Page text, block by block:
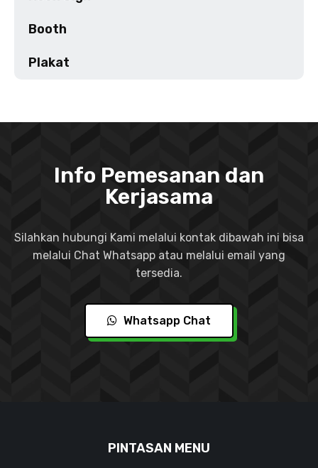
Booth
Plakat
Info Pemesanan dan
Kerjasama
Silahkan hubungi Kami melalui kontak dibawah ini bisa
melalui Chat Whatsapp atau melalui email yang
tersedia.
Whatsapp Chat
PINTASAN MENU